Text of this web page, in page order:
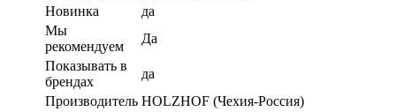
Новинка
да
Мы
рекомендуем
Да
Показывать в
брендах
да
Производитель HOLZHOF (Чехия-Россия)